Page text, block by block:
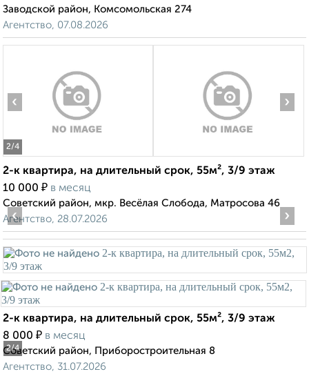
Заводской район, Комсомольская 274
Агентство, 07.08.2026
2/4
‹ ›
2-к квартира, на длительный срок, 55м², 3/9 этаж
10 000 ₽ в месяц
Советский район, мкр. Весёлая Слобода, Матросова 46
Агентство, 28.07.2026
2/4
‹ ›
2-к квартира, на длительный срок, 55м², 3/9 этаж
8 000 ₽ в месяц
Советский район, Приборостроительная 8
Агентство, 31.07.2026